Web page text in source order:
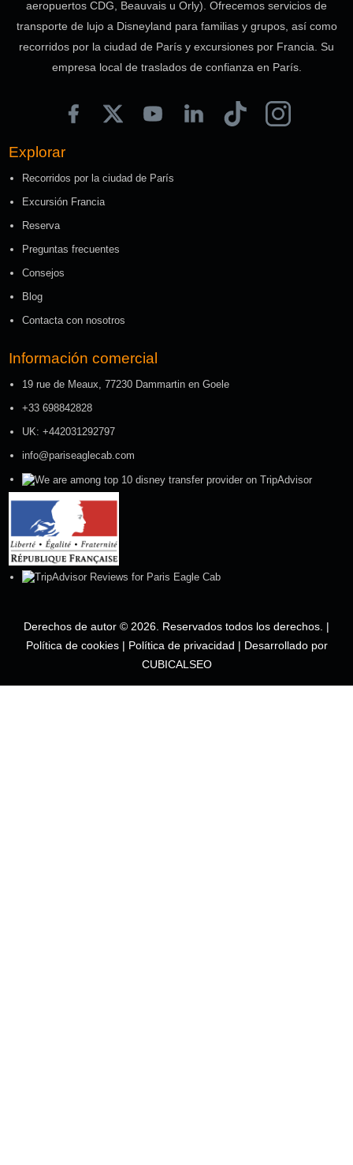
aeropuertos CDG, Beauvais u Orly). Ofrecemos servicios de
transporte de lujo a Disneyland para familias y grupos, así como
recorridos por la ciudad de París y excursiones por Francia. Su
empresa local de traslados de confianza en París.
Explorar
Recorridos por la ciudad de París
Excursión Francia
Reserva
Preguntas frecuentes
Consejos
Blog
Contacta con nosotros
Información comercial
19 rue de Meaux, 77230 Dammartin en Goele
+33 698842828
UK: +442031292797
info@pariseaglecab.com
Derechos de autor © 2026. Reservados todos los derechos. |
Política de cookies| Política de privacidad | Desarrollado por
CUBICALSEO